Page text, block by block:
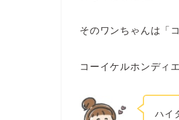
そのワンちゃんは「
コーイケルホンディ
ハイ